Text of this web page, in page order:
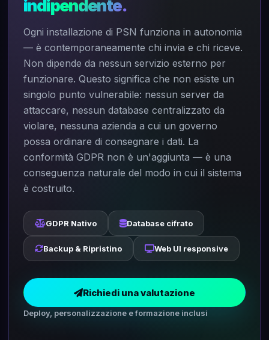
indipendente.
Ogni installazione di PSN funziona in autonomia
— è contemporaneamente chi invia e chi riceve.
Non dipende da nessun servizio esterno per
funzionare. Questo significa che non esiste un
singolo punto vulnerabile: nessun server da
attaccare, nessun database centralizzato da
violare, nessuna azienda a cui un governo
possa ordinare di consegnare i dati. La
conformità GDPR non è un'aggiunta — è una
conseguenza naturale del modo in cui il sistema
è costruito.
GDPR Nativo Database cifrato
Backup & Ripristino Web UI responsive
Richiedi una valutazione
Deploy, personalizzazione e formazione inclusi